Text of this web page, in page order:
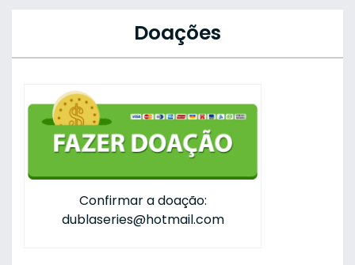
Doações
Confirmar a doação:
dublaseries@hotmail.com